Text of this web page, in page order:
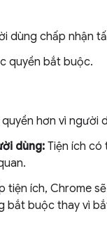
dùng chấp nhận
quyền bắt buộc.
hơn vì người
dùng: Tiện ích có
tiện ích, Chrome
bắt buộc thay vì